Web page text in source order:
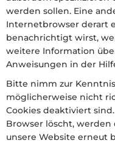
werden sollen. Eine
Internetbrowser derart
benachrichtigt wirst,
weitere Information
Anweisungen in der
Bitte nimm zur
möglicherweise nicht
Cookies deaktiviert
Browser löscht,
unsere Website erneut